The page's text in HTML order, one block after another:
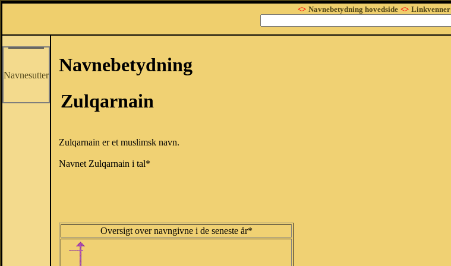
<> Navnebetydning hovedside <> Linkvenner
Navnesutter
Navnebetydning
Zulqarnain
Zulqarnain er et muslimsk navn.
Navnet Zulqarnain i tal*
Oversigt over navngivne i de seneste år*